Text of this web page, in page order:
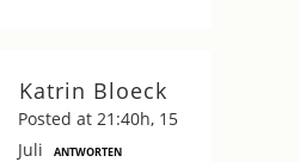
Katrin Bloeck
Posted at 21:40h, 15
Juli
ANTWORTEN